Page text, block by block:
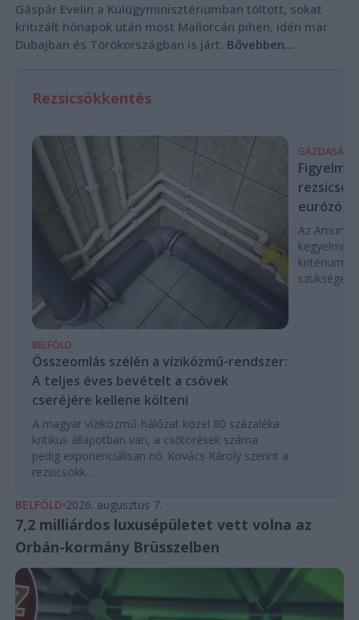
Gáspár Evelin a Külügyminisztériumban töltött, sokat
kritizált hónapok után most Mallorcán pihen, idén már
Dubajban és Törökországban is járt. Bővebben...
Rezsicsökkentés
BELFÖLD
Összeomlás szélén a víziközmű-rendszer:
A teljes éves bevételt a csövek
cseréjére kellene költeni
A magyar víziközmű-hálózat közel 80 százaléka
kritikus állapotban van, a csőtörések száma
pedig exponenciálisan nő. Kovács Károly szerint a
rezsicsökk...
GAZDASÁG
Az Amundi
kegyelmi
BELFÖLD 2026. augusztus 7.
7,2 milliárdos luxusépületet vett volna az
Orbán-kormány Brüsszelben